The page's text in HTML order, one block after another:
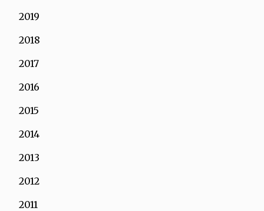
2019
2018
2017
2016
2015
2014
2013
2012
2011